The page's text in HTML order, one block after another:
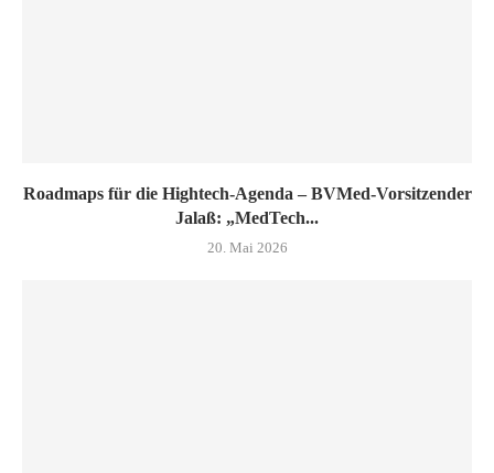
Roadmaps für die Hightech-Agenda – BVMed-Vorsitzender
Jalaß: „MedTech...
20. Mai 2026